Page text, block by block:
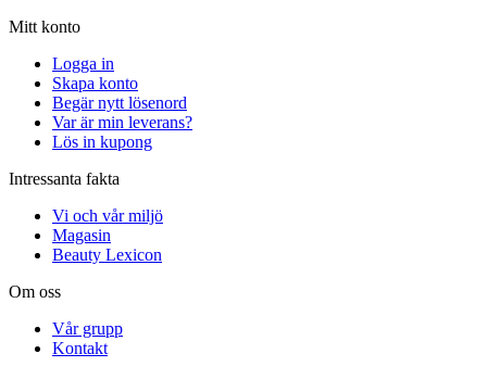
Mitt konto
Logga in
Skapa konto
Begär nytt lösenord
Var är min leverans?
Lös in kupong
Intressanta fakta
Vi och vår miljö
Magasin
Beauty Lexicon
Om oss
Vår grupp
Kontakt